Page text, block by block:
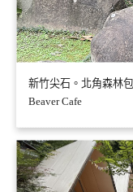
新竹尖石。北角森林
Beaver Cafe